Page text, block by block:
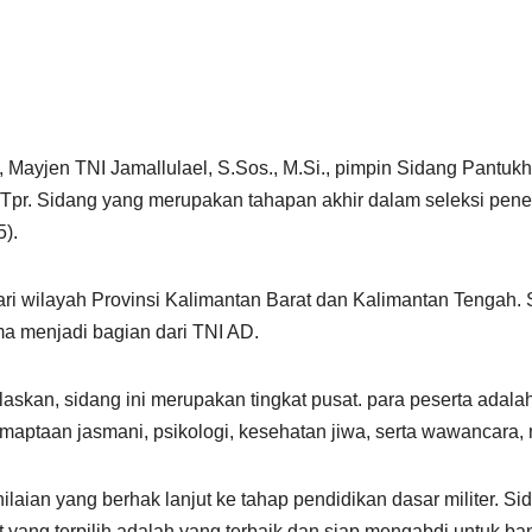
Mayjen TNI Jamallulael, S.Sos., M.Si., pimpin Sidang
Sidang yang merupakan tahapan akhir dalam seleksi
wilayah Provinsi Kalimantan Barat dan Kalimantan
menjadi bagian dari TNI AD.
sidang ini merupakan tingkat pusat. para peserta
jasmani, psikologi, kesehatan jiwa, serta
yang berhak lanjut ke tahap pendidikan dasar militer.